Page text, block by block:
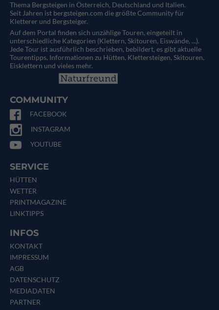
Thema Bergsteigen in Österreich, Deutschland und Italien.
Seit Jahren ist bergsteigen.com die größte Community für
Kletterer und Bergsteiger.
Auf dem Portal finden sich unzählige Touren, eingeteilt in
unterschiedliche Kategorien (Klettern, Skitouren, Eiswände, ...).
Jede Tour ist ausführlich beschrieben, bebildert, es gibt aktuelle
Tourentipps, Informationen zu Hütten, Klettersteigen, Skitouren,
Eisklettern und vieles mehr.
COMMUNITY
FACEBOOK
INSTAGRAM
YOUTUBE
SERVICE
HÜTTEN
WETTER
PRINTMAGAZINE
LINKTIPPS
INFOS
KONTAKT
IMPRESSUM
AGB
DATENSCHUTZ
MEDIADATEN
PARTNER